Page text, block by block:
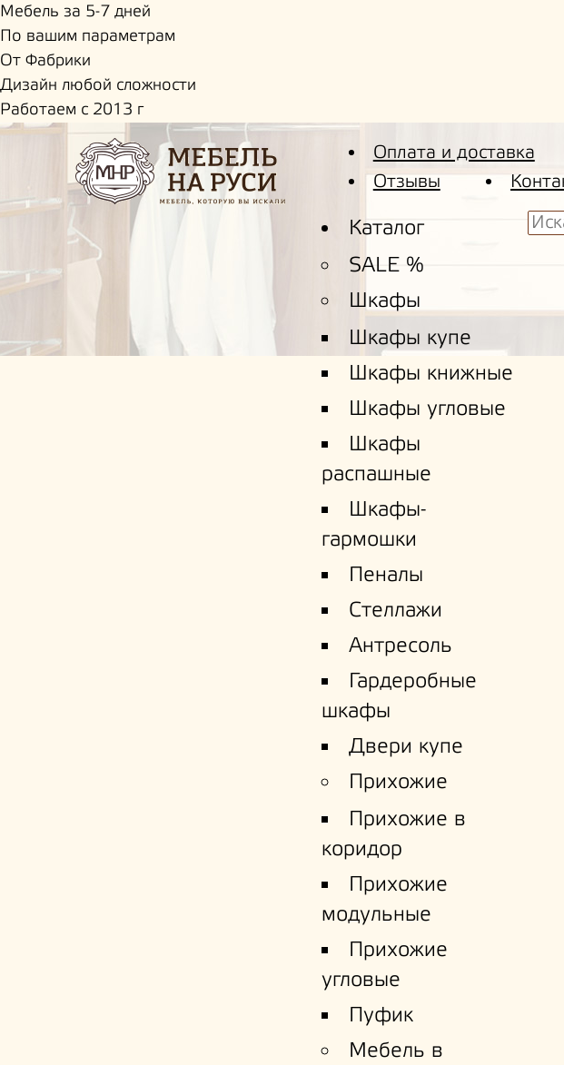
Мебель за 5-7 дней
По вашим параметрам
От Фабрики
Дизайн любой сложности
Работаем с 2013 г
Оплата и доставка
Отзывы
Каталог
SALE %
Шкафы
Шкафы купе
Шкафы книжные
Шкафы угловые
Шкафы
распашные
Шкафы-
гармошки
Пеналы
Стеллажи
Антресоль
Гардеробные
шкафы
Двери купе
Прихожие
Прихожие в
коридор
Прихожие
модульные
Прихожие
угловые
Пуфик
Мебель в